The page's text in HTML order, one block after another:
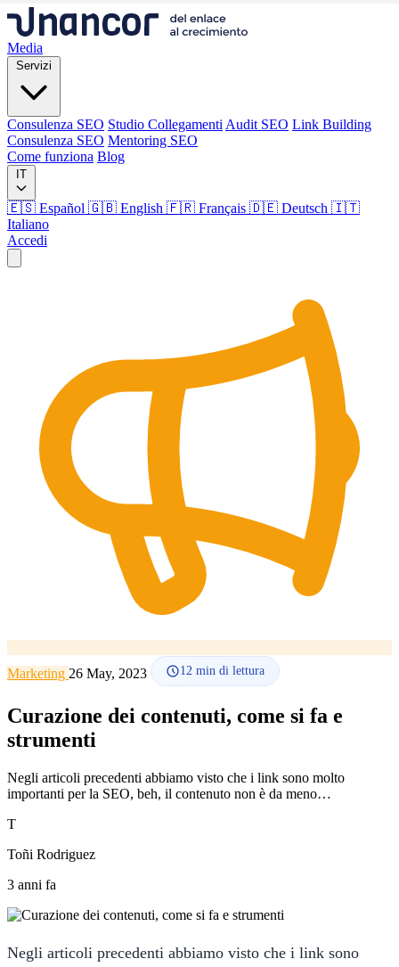
Media
Servizi
Consulenza SEO Studio Collegamenti Audit SEO Link Building
Consulenza SEO Mentoring SEO
Come funziona Blog
IT
🇪🇸 Español 🇬🇧 English 🇫🇷 Français 🇩🇪 Deutsch 🇮🇹
Italiano
Accedi
Studio CollegamentiAudit SEO
Link Building
Consulenza SEO
Come funziona
Lingua
🇪🇸 ES
🇬🇧 EN 🇫🇷 FR 🇩🇪 DE
Accedi
Marketing 26 May, 2023 12 min di lettura
Curazione dei contenuti, come si fa e
strumenti
Negli articoli precedenti abbiamo visto che i link sono molto
importanti per la SEO, beh, il contenuto non è da meno…
T
Toñi Rodriguez
3 anni fa
Negli articoli precedenti abbiamo visto che i link sono